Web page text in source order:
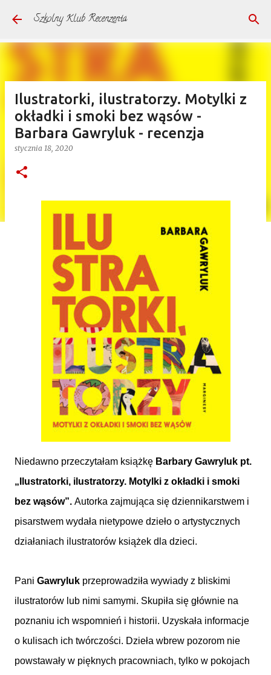
Przejdź do głównej zawartości
Szkolny Klub Recenzenta
Ilustratorki, ilustratorzy. Motylki z
okładki i smoki bez wąsów -
Barbara Gawryluk - recenzja
stycznia 18, 2020
Niedawno przeczytałam książkę Barbary Gawryluk pt.
„Ilustratorki, ilustratorzy. Motylki z okładki i smoki
bez wąsów”. Autorka zajmująca się dziennikarstwem i
pisarstwem wydała nietypowe dzieło o artystycznych
działaniach ilustratorów książek dla dzieci.
Pani Gawryluk przeprowadziła wywiady z bliskimi
ilustratorów lub nimi samymi. Skupiła się głównie na
poznaniu ich wspomnień i historii. Uzyskała informacje
o kulisach ich twórczości. Dzieła wbrew pozorom nie
powstawały w pięknych pracowniach, tylko w pokojach